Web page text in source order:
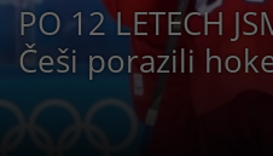
PO 12 LETECH
Češi porazili